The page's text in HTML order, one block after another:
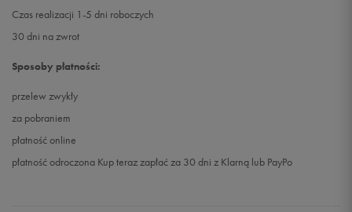
Czas realizacji 1-5 dni roboczych
30 dni na zwrot
Sposoby płatności:
przelew zwykły
za pobraniem
płatność online
płatność odroczona Kup teraz zapłać za 30 dni z Klarną lub PayPo